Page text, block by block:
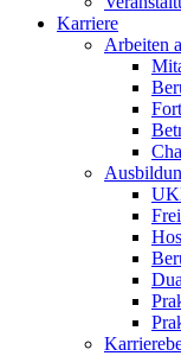
Karriere
Arbeiten